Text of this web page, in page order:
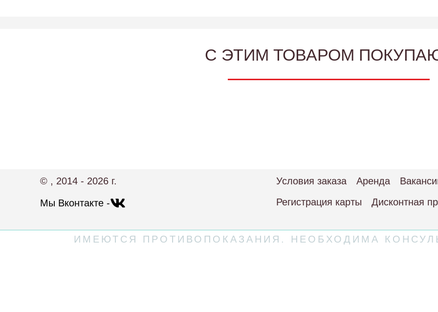
C ЭТИМ ТОВАРОМ
© , 2014 - 2026 г.
Мы Вконтакте -
Условия заказа Аренда
Регистрация карты
Дисконтная
ИМЕЮТСЯ ПРОТИВОПОКАЗАНИЯ. НЕОБХОДИМА